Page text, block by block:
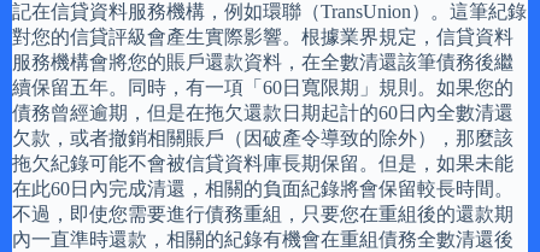
記在信貸資料服務機構，例如環聯（TransUnion）。這筆紀錄
對您的信貸評級會產生實際影響。根據業界規定，信貸資料
服務機構會將您的賬戶還款資料，在全數清還該筆債務後繼
續保留五年。同時，有一項「60日寬限期」規則。如果您的
債務曾經逾期，但是在拖欠還款日期起計的60日內全數清還
欠款，或者撤銷相關賬戶（因破產令導致的除外），那麼該
拖欠紀錄可能不會被信貸資料庫長期保留。但是，如果未能
在此60日內完成清還，相關的負面紀錄將會保留較長時間。
不過，即使您需要進行債務重組，只要您在重組後的還款期
內一直準時還款，相關的紀錄有機會在重組債務全數清還後